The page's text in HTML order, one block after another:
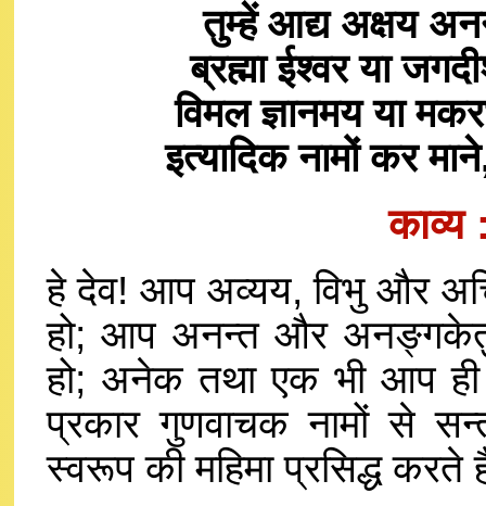
तुम्हें आद्य अक्षय
ब्रह्मा ईश्वर या
विमल ज्ञानमय या
इत्यादिक नामों कर
काव्य
हे देव! आप अव्यय, विभु और
हो; आप अनन्त और अनङ्गकेतु
हो; अनेक तथा एक भी आप
प्रकार गुणवाचक नामों से
स्वरूप की महिमा प्रसिद्ध करते